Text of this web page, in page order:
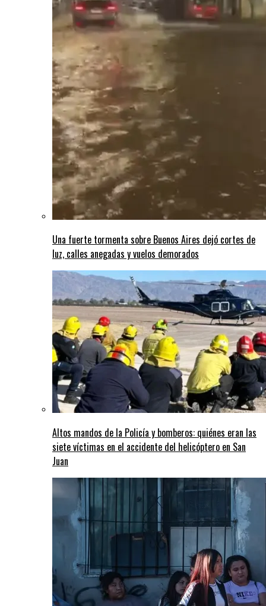
Una fuerte tormenta sobre Buenos Aires dejó cortes de
luz, calles anegadas y vuelos demorados
Altos mandos de la Policía y bomberos: quiénes eran las
siete víctimas en el accidente del helicóptero en San
Juan